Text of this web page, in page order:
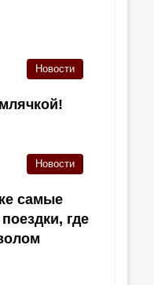
Новости
Новости
самые
где